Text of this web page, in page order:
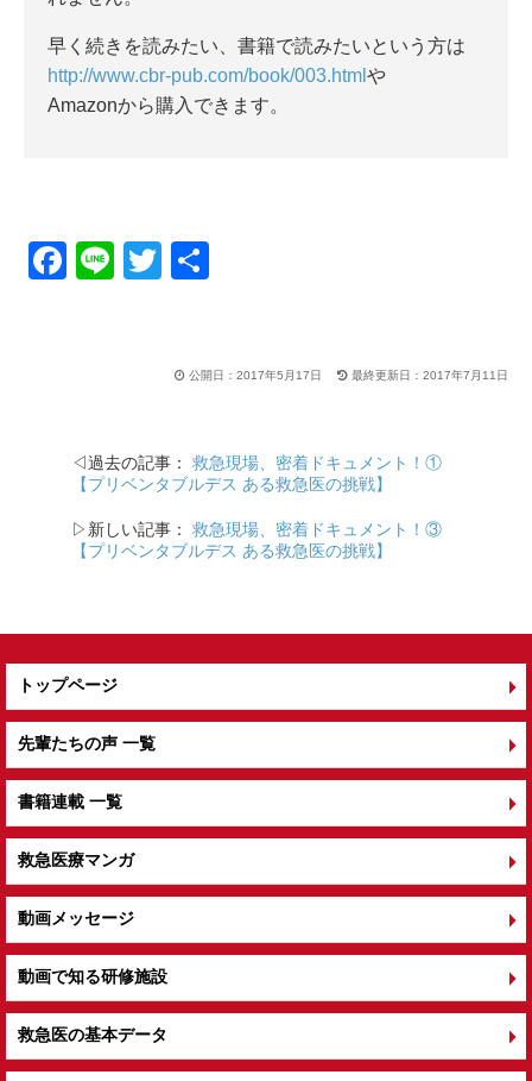
早く続きを読みたい、書籍で読みたいという方は
http://www.cbr-pub.com/book/003.html や
Amazonから購入できます。
F
o
o
k
Li
T
er公開日：2017年5月17日 最終更新日：2017年7月11日
◁過去の記事： 救急現場、密着ドキュメント！①
【プリベンタブルデス ある救急医の挑戦】
▷新しい記事： 救急現場、密着ドキュメント！③
【プリベンタブルデス ある救急医の挑戦】
トップページ
先輩たちの声 一覧
書籍連載 一覧
救急医療マンガ
動画メッセージ
動画で知る研修施設
救急医の基本データ